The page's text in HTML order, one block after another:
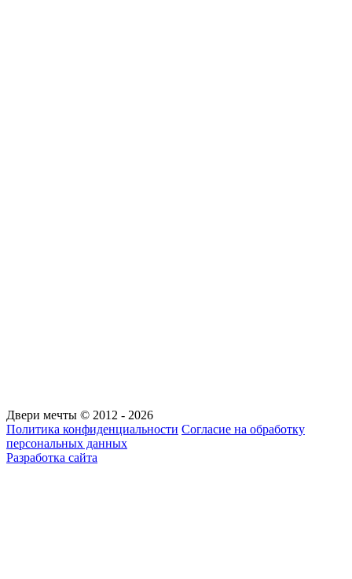
Двери мечты © 2012 - 2026
Политика конфиденциальности Согласие на обработку
персональных данных
Разработка сайта